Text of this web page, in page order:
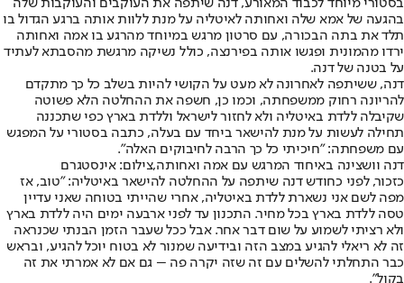
בסטורי מיוחד לכבוד המאורע, דנה שיתפה את העוקבים והעוקבות שלה
בהגעה של אמא שלה ואחותה לאיטליה על מנת ללוות אותה ברגע הגדול בו
תלד את בתה הבכורה, עם סרטון מרגש במיוחד מהרגע בו אמה ואחותה
ירדו מהמונית ופגשו אותה בפירנצה, כולל נשיקה מרגשת מהסבתא לעתיד
על בטנה של דנה.
דנה, ששיתפה לאחרונה לא מעט על הקושי להיות בשלב כל כך מתקדם
להריונה רחוק ממשפחתה, וכמו כן, חשפה את ההחלטה הלא פשוטה
שקיבלה ללדת באיטליה ולא לחזור לישראל וללדת בארץ כפי שתכננה
תחילה לעשות על מנת להישאר ביחד עם בעלה, כתבה בסטורי על המפגש
עם משפחתה: ״חיכיתי כל כך הרבה לחיבוקים האלה״.
דנה וושצינה באיחוד המרגש עם אמה ואחותה,צילום: אינסטגרם
כזכור, לפני כחודש דנה שיתפה על ההחלטה להישאר באיטליה: ״טוב, אז
מפה לשם אני נשארת ללדת באיטליה, אחרי שהייתי בטוחה שאני עדיין
טסה ללדת בארץ בכל מחיר. התכנון עד לפני ארבעה ימים היה ללדת בארץ
ולא רציתי לשמוע על שום דבר אחר. אבל ככל שעבר הזמן הבנתי שכנראה
זה לא ריאלי להגיע במצב הזה ובידיעה שמנור לא בטוח יוכל להגיע, ובראש
כבר התחלתי להשלים עם זה שזה יקרה פה – גם אם לא אמרתי את זה
בקול".